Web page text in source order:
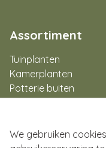
Assortiment
Tuinplanten
Kamerplanten
Potterie buiten
Flowerbar
Cadeaubon
We gebruiken